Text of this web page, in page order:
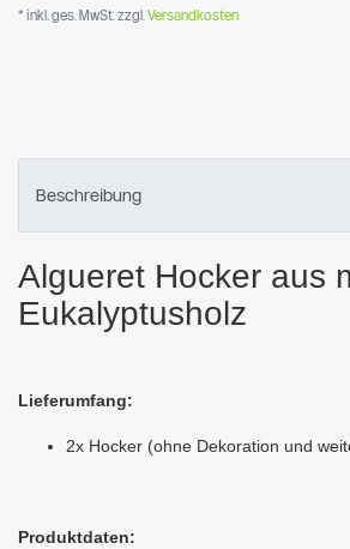
* inkl. ges. MwSt. zzgl. Versandkosten
Beschreibung
Algueret Hocker aus
Eukalyptusholz
Lieferumfang:
2x Hocker (ohne Dekoration und
Produktdaten: